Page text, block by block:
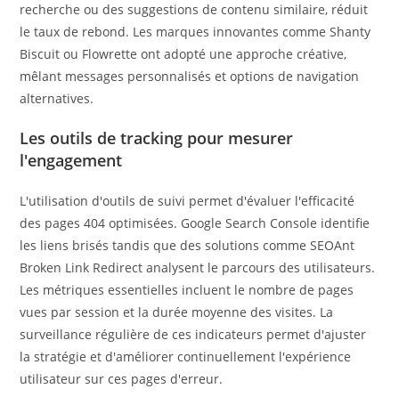
recherche ou des suggestions de contenu similaire, réduit
le taux de rebond. Les marques innovantes comme Shanty
Biscuit ou Flowrette ont adopté une approche créative,
mêlant messages personnalisés et options de navigation
alternatives.
Les outils de tracking pour mesurer
l'engagement
L'utilisation d'outils de suivi permet d'évaluer l'efficacité
des pages 404 optimisées. Google Search Console identifie
les liens brisés tandis que des solutions comme SEOAnt
Broken Link Redirect analysent le parcours des utilisateurs.
Les métriques essentielles incluent le nombre de pages
vues par session et la durée moyenne des visites. La
surveillance régulière de ces indicateurs permet d'ajuster
la stratégie et d'améliorer continuellement l'expérience
utilisateur sur ces pages d'erreur.